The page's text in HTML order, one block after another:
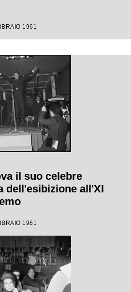
1961
il suo celebre
dell'esibizione all'XI
1961